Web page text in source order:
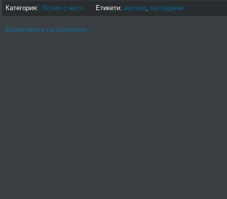
Категория: Ястия с месо Етикети: мусака, патладжан
Коментарите са затворени.